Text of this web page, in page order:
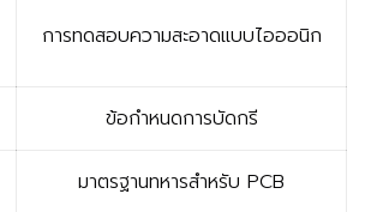
การทดสอบความสะอาดแบบไอออนิก
ข้อกำหนดการบัดกรี
มาตรฐานทหารสำหรับ PCB